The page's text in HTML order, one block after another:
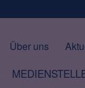
Über uns